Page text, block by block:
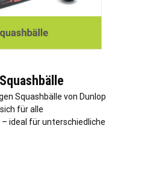
Squashbälle von Dunlop
für alle
ideal für unterschiedliche